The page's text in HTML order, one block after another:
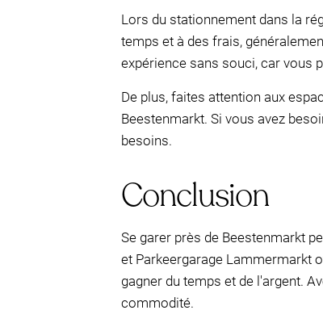
Lors du stationnement dans la
temps et à des frais,
expérience sans souci, car vous
De plus, faites attention aux
Beestenmarkt. Si vous avez
besoins.
Conclusion
Se garer près de Beestenmarkt
et Parkeergarage Lammermarkt
gagner du temps et de l'argent.
commodité.